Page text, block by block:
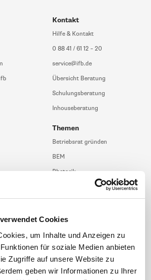
Cookies
um Inhalte und Anzeigen zu
für soziale Medien anbieten
Zugriffe auf unsere Website zu
geben wir Informationen zu Ihrer
Kontakt
Hilfe & Kontakt
0 88 41 / 61 12 – 20
service@ifb.de
Übersicht Beratung
Schulungsberatung
Inhouseberatung
Themen
Betriebsrat gründen
BEM
Rhetorik
JAV-Wahl
Folgen Sie uns